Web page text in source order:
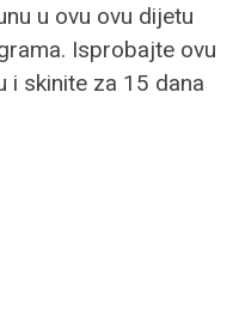
u ovu ovu dijetu
Isprobajte ovu
i skinite za 15 dana